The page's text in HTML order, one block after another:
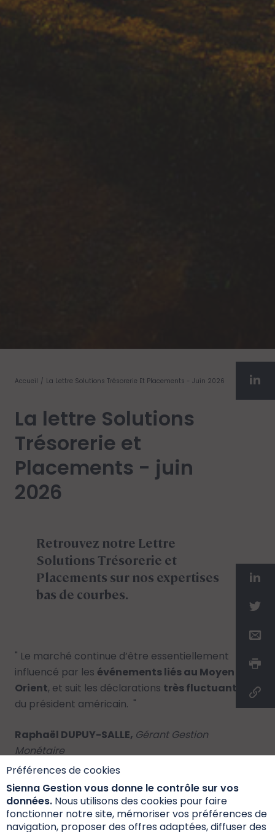
Préférences de cookies
Sienna Gestion vous donne le contrôle sur vos
données. Nous utilisons des cookies pour faire
fonctionner notre site, mémoriser vos préférences de
navigation, proposer des offres adaptées, diffuser des
Accueil La Lettre Solutions Trésorerie Et Placements - Juin 2026
La lettre Solutions
Trésorerie et
Placements - juin
2026
Retrouvez notre Lettre
Solutions Trésorerie et
Placements sur nos expertises
bas de courbes.
" Le marché continue d’être essentiellement
influencé par les événements liés au Moyen
Orient, et suit les déclarations très fluctuantes
du président américain. "
Raphaël DUPUY-SALLE, Gérant Gestion
Monétaire
Lettre Solutions Trésorerie et Placements - 06-
2026.pdf